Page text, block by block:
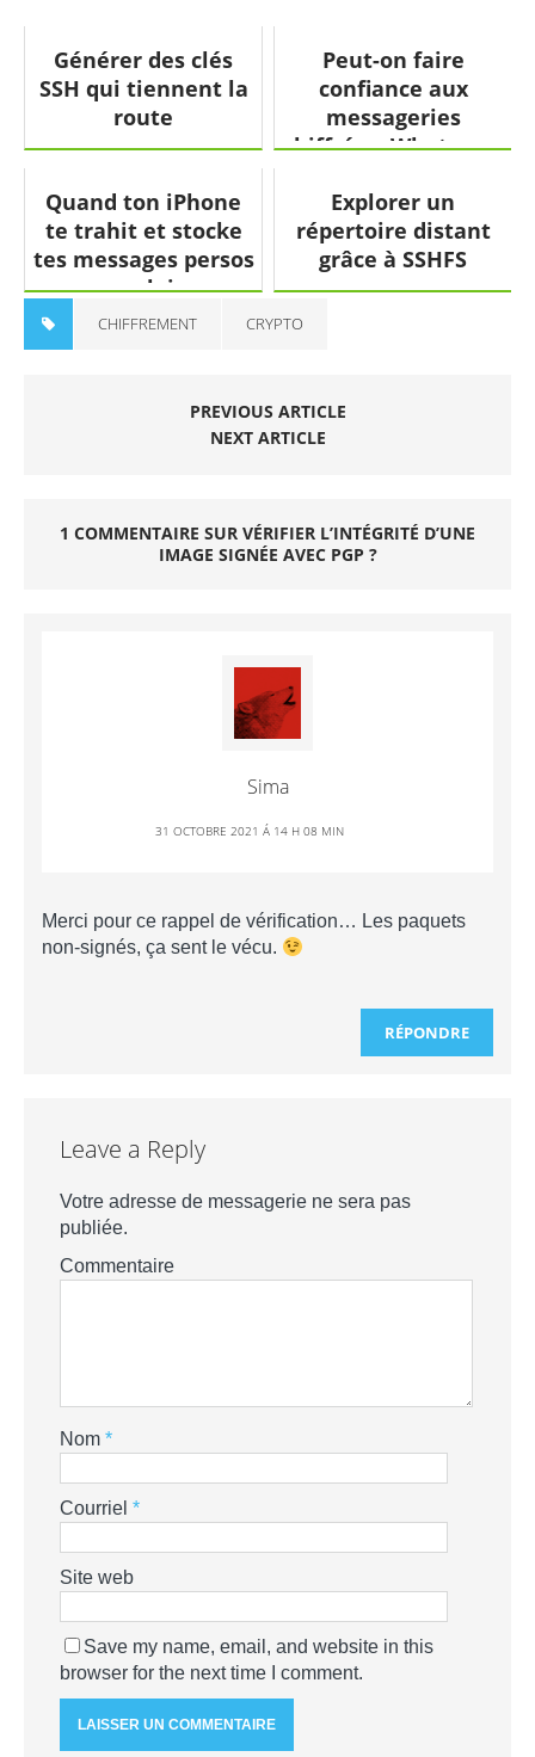
Générer des clés
SSH qui tiennent la
route
Peut-on faire
confiance aux
messageries
chiffrées: Whatsapp,
Quand ton iPhone
te trahit et stocke
tes messages persos
en clair
Explorer un
répertoire distant
grâce à SSHFS
CHIFFREMENT CRYPTO
PREVIOUS ARTICLE
NEXT ARTICLE
1 COMMENTAIRE SUR VÉRIFIER L’INTÉGRITÉ D’UNE
IMAGE SIGNÉE AVEC PGP ?
Sima
31 OCTOBRE 2021 Á 14 H 08 MIN
Merci pour ce rappel de vérification… Les paquets
non-signés, ça sent le vécu.
RÉPONDRE
Leave a Reply
Votre adresse de messagerie ne sera pas
publiée.
Commentaire
Nom *
Courriel *
Site web
Save my name, email, and website in this
browser for the next time I comment.